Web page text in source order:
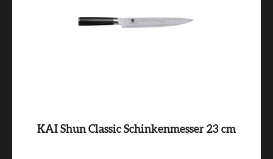
KAI Shun Classic Schinkenmesser 23 cm